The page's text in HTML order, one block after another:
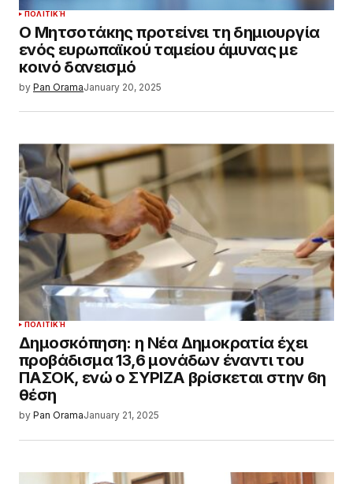
ΠΟΛΙΤΙΚΉ
Ο Μητσοτάκης προτείνει τη δημιουργία
ενός ευρωπαϊκού ταμείου άμυνας με
κοινό δανεισμό
by Pan OramaJanuary 20, 2025
ΠΟΛΙΤΙΚΉ
Δημοσκόπηση: η Νέα Δημοκρατία έχει
προβάδισμα 13,6 μονάδων έναντι του
ΠΑΣΟΚ, ενώ ο ΣΥΡΙΖΑ βρίσκεται στην 6η
θέση
by Pan OramaJanuary 21, 2025